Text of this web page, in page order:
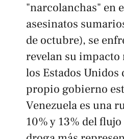
"narcolanchas" en
asesinatos
de octubre), se
revelan su
los Estados Unidos
propio gobierno
Venezuela es una
10% y 13% del